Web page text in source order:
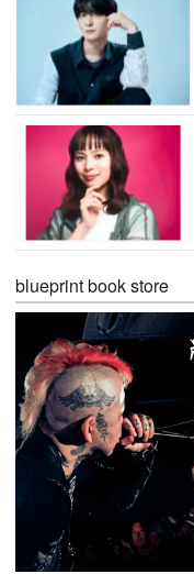
blueprint book store